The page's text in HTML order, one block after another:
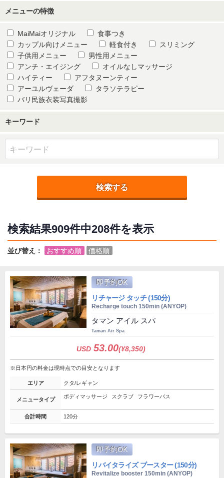
メニューの特徴
MaiMaiオリジナル
食事つき
カップル向けメニュー
軽食付き
スリミング
子供用メニュー
男性用メニュー
アンチ・エイジング
オイルなしマッサージ
ハイティー
アフタヌーンティー
アーユルヴェーダ
タラソテラピー
バリ民族衣装写真撮影
キーワード
検索する
検索結果909件中208件を表示
並び替え： おすすめ順 価格順
即予約OK
リチャージ タッチ (150分)
Recharge touch 150min (ANYOP)
タマン アイル スパ
Taman Air Spa
USD 53.00(¥8,350)
※日本円の料金は現時点での目安となります
エリア クタ/レギャン
メニュータイプ ボディマッサージ スクラブ フラワーバス
合計時間 120分
即予約OK
リバイタライズ ブースター (150分)
Revitalize booster 150min (ANYOP)